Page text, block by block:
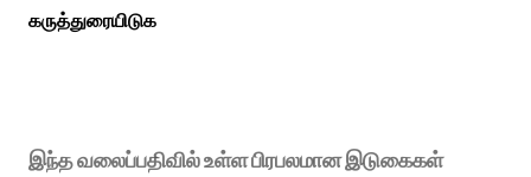
கருத்துரையிடுக
இந்த வலைப்பதிவில் உள்ள பிரபலமான இடுகைகள்